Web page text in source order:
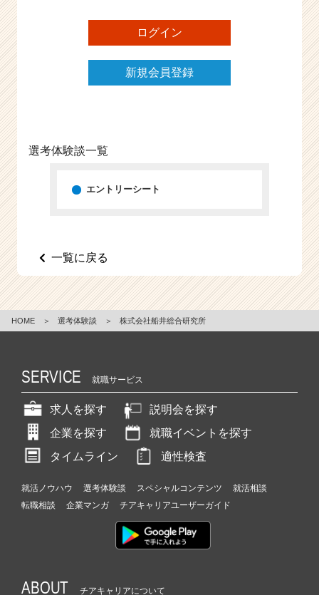
e
ログイン
新規会員登録
選考体験談一覧
エントリーシート
一覧に戻る
HOME ＞ 選考体験談 ＞ 株式会社船井総合研究所
SERVICE 就職サービス
求人を探す
説明会を探す
企業を探す
就職イベントを探す
タイムライン
適性検査
就活ノウハウ 選考体験談 スペシャルコンテンツ
就活相談
転職相談
企業マンガ チアキャリアユーザーガイド
ABOUT チアキャリアについて